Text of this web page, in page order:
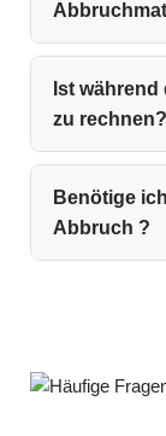
Ist
zu rechnen?
Benötige
Abbruch ?